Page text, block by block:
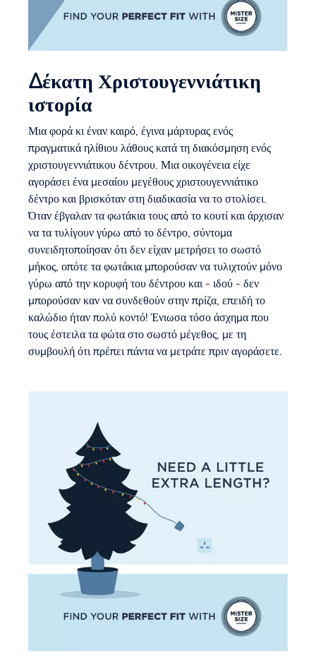
Δέκατη Χριστουγεννιάτικη
ιστορία
Μια φορά κι έναν καιρό, έγινα μάρτυρας ενός
πραγματικά ηλίθιου λάθους κατά τη διακόσμηση ενός
χριστουγεννιάτικου δέντρου. Μια οικογένεια είχε
αγοράσει ένα μεσαίου μεγέθους χριστουγεννιάτικο
δέντρο και βρισκόταν στη διαδικασία να το στολίσει.
Όταν έβγαλαν τα φωτάκια τους από το κουτί και άρχισαν
να τα τυλίγουν γύρω από το δέντρο, σύντομα
συνειδητοποίησαν ότι δεν είχαν μετρήσει το σωστό
μήκος, οπότε τα φωτάκια μπορούσαν να τυλιχτούν μόνο
γύρω από την κορυφή του δέντρου και - ιδού - δεν
μπορούσαν καν να συνδεθούν στην πρίζα, επειδή το
καλώδιο ήταν πολύ κοντό! Ένιωσα τόσο άσχημα που
τους έστειλα τα φώτα στο σωστό μέγεθος, με τη
συμβουλή ότι πρέπει πάντα να μετράτε πριν αγοράσετε.